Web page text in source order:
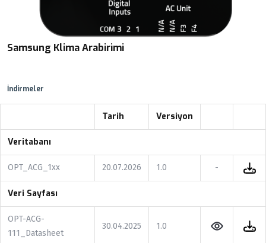
Samsung Klima Arabirimi
İndirmeler
Tarih Versiyon
Veritabanı
OPT_ACG_1xx 20.07.2026 1.0 -
Veri Sayfası
OPT-ACG-
111_Datasheet
30.04.2025 1.0